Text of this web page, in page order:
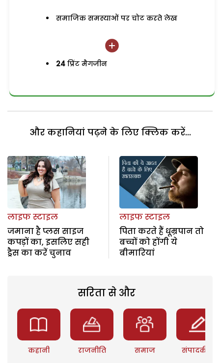
समाजिक समस्याओं पर चोट करते लेख
24 प्रिंट मैगजीन
और कहानियां पढ़ने के लिए क्लिक करें...
लाइफ स्टाइल
जमाना है प्लस साइज
कपड़ों का, इसलिए सही
ड्रैस का करें चुनाव
लाइफ स्टाइल
पिता करते हैं धूम्रपान तो
बच्चों को होंगी ये
बीमारियां
सरिता से और
कहानी राजनीति समाज संपादकीय